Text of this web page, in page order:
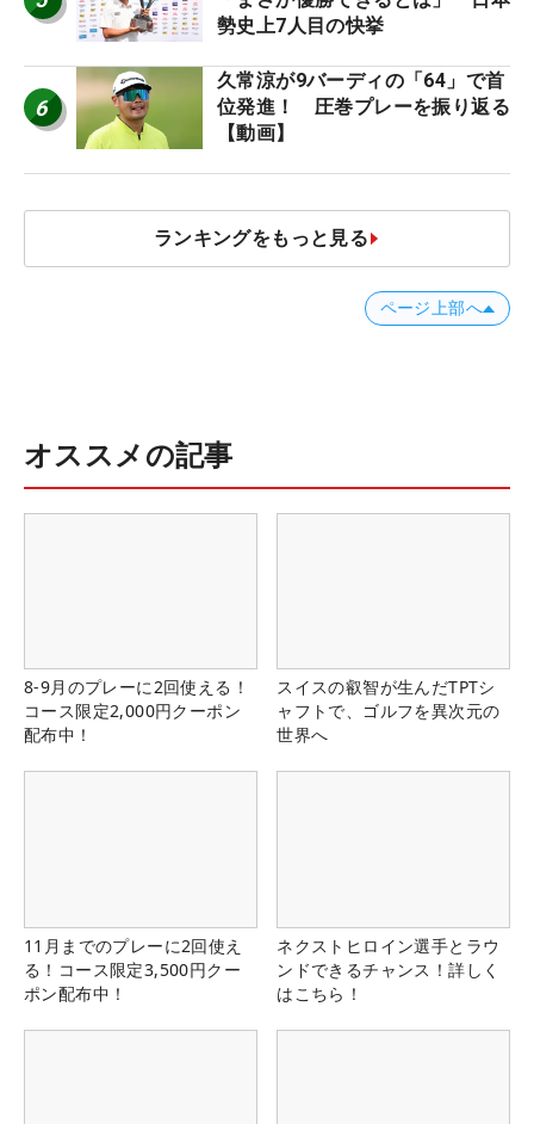
勢史上7人目の快挙
6
久常涼が9バーディの「64」で首
位発進！ 圧巻プレーを振り返る
【動画】
ランキングをもっと見る
ページ上部へ
オススメの記事
8-9月のプレーに2回使える！
コース限定2,000円クーポン
配布中！
スイスの叡智が生んだTPTシ
ャフトで、ゴルフを異次元の
世界へ
11月までのプレーに2回使え
る！コース限定3,500円クー
ポン配布中！
ネクストヒロイン選手とラウ
ンドできるチャンス！詳しく
はこちら！